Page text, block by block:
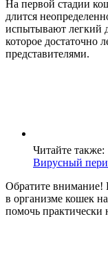
На первой стадии
длится
испытывают легкий
которое достаточно
представителями.
Читайте также:
Вирусный
Обратите внимание!
в организме кошек
помочь практически